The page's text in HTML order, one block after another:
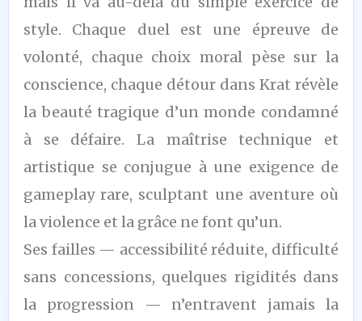
style. Chaque duel est une épreuve de
volonté, chaque choix moral pèse sur la
conscience, chaque détour dans Krat révèle
la beauté tragique d’un monde condamné
à se défaire. La maîtrise technique et
artistique se conjugue à une exigence de
gameplay rare, sculptant une aventure où
la violence et la grâce ne font qu’un.
Ses failles — accessibilité réduite, difficulté
sans concessions, quelques rigidités dans
la progression — n’entravent jamais la